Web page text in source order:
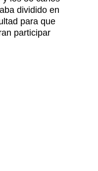
dividido en
para que
participar